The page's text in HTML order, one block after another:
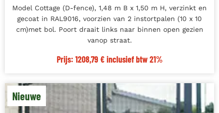
Model Cottage (D-fence), 1,48 m B x 1,50 m H, verzinkt en
gecoat in RAL9016, voorzien van 2 instortpalen (10 x 10
cm)met bol. Poort draait links naar binnen open gezien
vanop straat.
Prijs: 1208,79 € inclusief btw 21%
Nieuwe